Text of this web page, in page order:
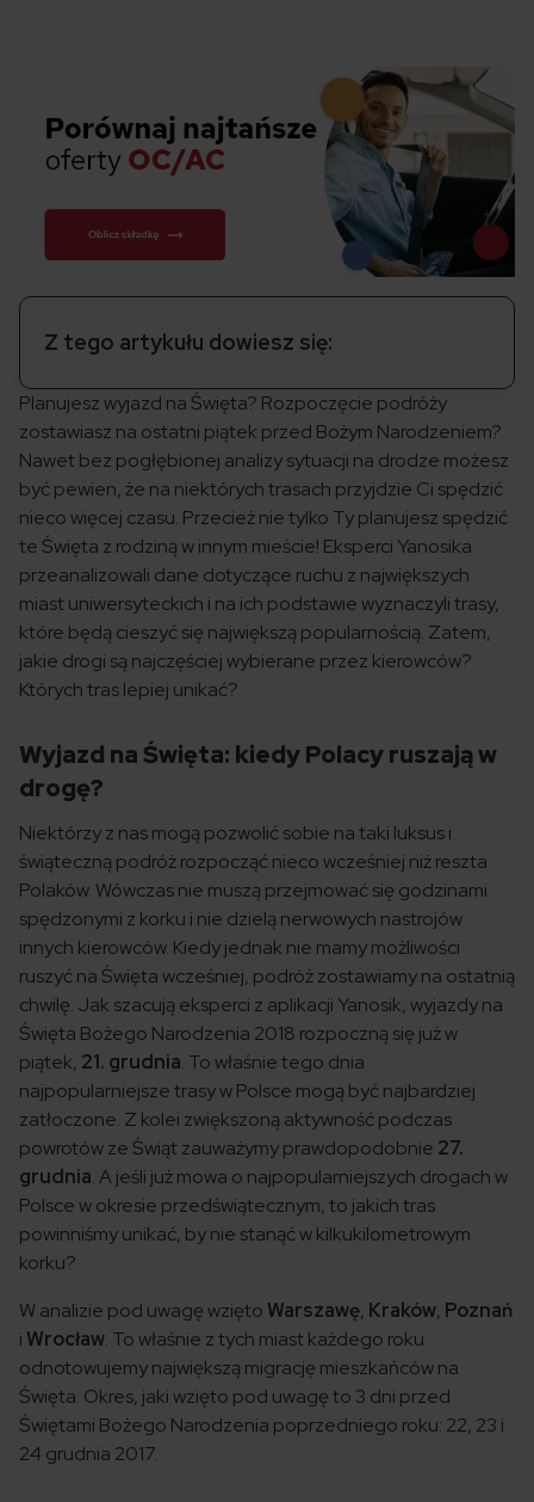
Z tego artykułu dowiesz się:
Planujesz wyjazd na Święta? Rozpoczęcie podróży
zostawiasz na ostatni piątek przed Bożym Narodzeniem?
Nawet bez pogłębionej analizy sytuacji na drodze możesz
być pewien, że na niektórych trasach przyjdzie Ci spędzić
nieco więcej czasu. Przecież nie tylko Ty planujesz spędzić
te Święta z rodziną w innym mieście! Eksperci Yanosika
przeanalizowali dane dotyczące ruchu z największych
miast uniwersyteckich i na ich podstawie wyznaczyli trasy,
które będą cieszyć się największą popularnością. Zatem,
jakie drogi są najczęściej wybierane przez kierowców?
Których tras lepiej unikać?
Wyjazd na Święta: kiedy Polacy ruszają w
drogę?
Niektórzy z nas mogą pozwolić sobie na taki luksus i
świąteczną podróż rozpocząć nieco wcześniej niż reszta
Polaków. Wówczas nie muszą przejmować się godzinami
spędzonymi z korku i nie dzielą nerwowych nastrojów
innych kierowców. Kiedy jednak nie mamy możliwości
ruszyć na Święta wcześniej, podróż zostawiamy na ostatnią
chwilę. Jak szacują eksperci z aplikacji Yanosik, wyjazdy na
Święta Bożego Narodzenia 2018 rozpoczną się już w
piątek, 21. grudnia. To właśnie tego dnia
najpopularniejsze trasy w Polsce mogą być najbardziej
zatłoczone. Z kolei zwiększoną aktywność podczas
powrotów ze Świąt zauważymy prawdopodobnie 27.
grudnia. A jeśli już mowa o najpopularniejszych drogach w
Polsce w okresie przedświątecznym, to jakich tras
powinniśmy unikać, by nie stanąć w kilkukilometrowym
korku?
W analizie pod uwagę wzięto Warszawę, Kraków, Poznań
i Wrocław. To właśnie z tych miast każdego roku
odnotowujemy największą migrację mieszkańców na
Święta. Okres, jaki wzięto pod uwagę to 3 dni przed
Świętami Bożego Narodzenia poprzedniego roku: 22, 23 i
24 grudnia 2017.